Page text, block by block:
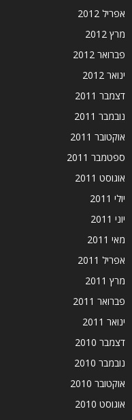
אפריל 2012
מרץ 2012
פברואר 2012
ינואר 2012
דצמבר 2011
נובמבר 2011
אוקטובר 2011
ספטמבר 2011
אוגוסט 2011
יולי 2011
יוני 2011
מאי 2011
אפריל 2011
מרץ 2011
פברואר 2011
ינואר 2011
דצמבר 2010
נובמבר 2010
אוקטובר 2010
אוגוסט 2010